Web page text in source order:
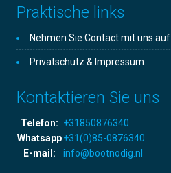
Praktische links
Nehmen Sie Contact mit uns auf
Privatschutz & Impressum
Kontaktieren Sie uns
Telefon: +31850876340
Whatsapp+31(0)85-0876340
E-mail:
info@bootnodig.nl